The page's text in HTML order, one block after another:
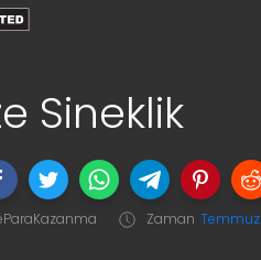
Sineklik
Zaman